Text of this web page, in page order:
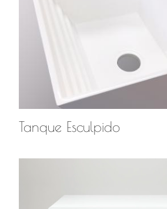
Tanque Esculpido